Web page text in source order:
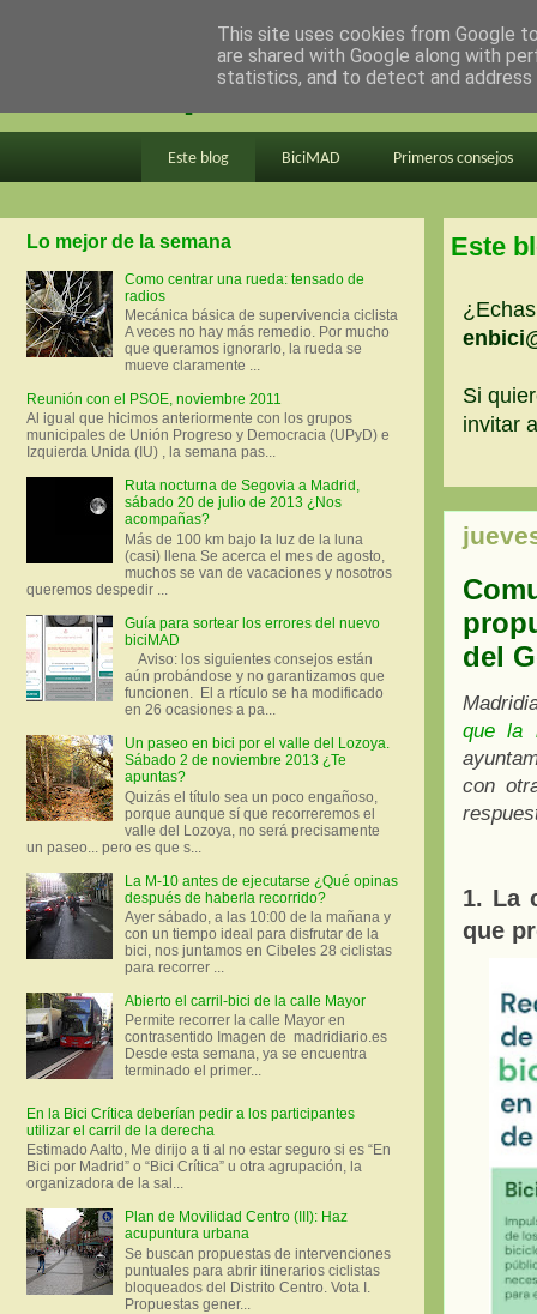
en bici por madrid
Este blog BiciMAD Primeros consejos
Este
Si
invitar
del
que la
con
1. La
que
Lo mejor de la semana
Como centrar una rueda: tensado de
radios
Mecánica básica de supervivencia ciclista
A veces no hay más remedio. Por mucho
que queramos ignorarlo, la rueda se
mueve claramente ...
Reunión con el PSOE, noviembre 2011
Al igual que hicimos anteriormente con los grupos
municipales de Unión Progreso y Democracia (UPyD) e
Izquierda Unida (IU) , la semana pas...
Ruta nocturna de Segovia a Madrid,
sábado 20 de julio de 2013 ¿Nos
acompañas?
Más de 100 km bajo la luz de la luna
(casi) llena Se acerca el mes de agosto,
muchos se van de vacaciones y nosotros
queremos despedir ...
Guía para sortear los errores del nuevo
biciMAD
Aviso: los siguientes consejos están
aún probándose y no garantizamos que
funcionen. El a rtículo se ha modificado
en 26 ocasiones a pa...
Un paseo en bici por el valle del Lozoya.
Sábado 2 de noviembre 2013 ¿Te
apuntas?
Quizás el título sea un poco engañoso,
porque aunque sí que recorreremos el
valle del Lozoya, no será precisamente
un paseo... pero es que s...
La M-10 antes de ejecutarse ¿Qué opinas
después de haberla recorrido?
Ayer sábado, a las 10:00 de la mañana y
con un tiempo ideal para disfrutar de la
bici, nos juntamos en Cibeles 28 ciclistas
para recorrer ...
Abierto el carril-bici de la calle Mayor
Permite recorrer la calle Mayor en
contrasentido Imagen de madridiario.es
Desde esta semana, ya se encuentra
terminado el primer...
En la Bici Crítica deberían pedir a los participantes
utilizar el carril de la derecha
Estimado Aalto, Me dirijo a ti al no estar seguro si es “En
Bici por Madrid” o “Bici Crítica” u otra agrupación, la
organizadora de la sal...
Plan de Movilidad Centro (III): Haz
acupuntura urbana
Se buscan propuestas de intervenciones
puntuales para abrir itinerarios ciclistas
bloqueados del Distrito Centro. Vota I.
Propuestas gener...
This site uses cookies from Google
are shared with Google along with
statistics, and to detect and address